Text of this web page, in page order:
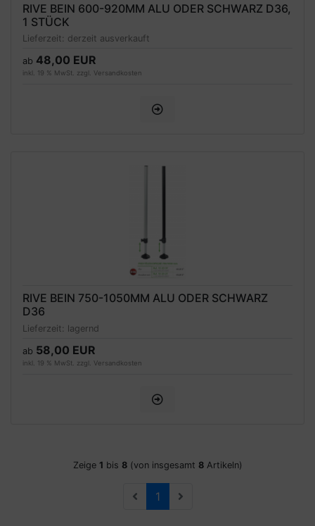
RIVE BEIN 600-920MM ALU ODER SCHWARZ D36,
1 STÜCK
Lieferzeit: derzeit ausverkauft
ab 48,00 EUR
inkl. 19 % MwSt. zzgl. Versandkosten
RIVE BEIN 750-1050MM ALU ODER SCHWARZ
D36
Lieferzeit: lagernd
ab 58,00 EUR
inkl. 19 % MwSt. zzgl. Versandkosten
Zeige 1 bis 8(von insgesamt 8Artikeln)
1